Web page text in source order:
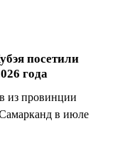
посетили
года
из провинции
в июле